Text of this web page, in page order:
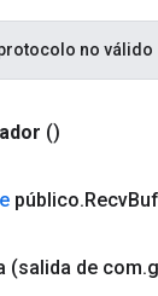
no válido
()
público.RecvBuf
(salida de com.